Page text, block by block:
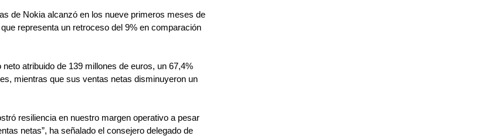
de Nokia alcanzó en los nueve primeros meses de
representa un retroceso del 9% en comparación
atribuido de 139 millones de euros, un 67,4%
mientras que sus ventas netas disminuyeron un
resiliencia en nuestro margen operativo a pesar
netas”, ha señalado el consejero delegado de